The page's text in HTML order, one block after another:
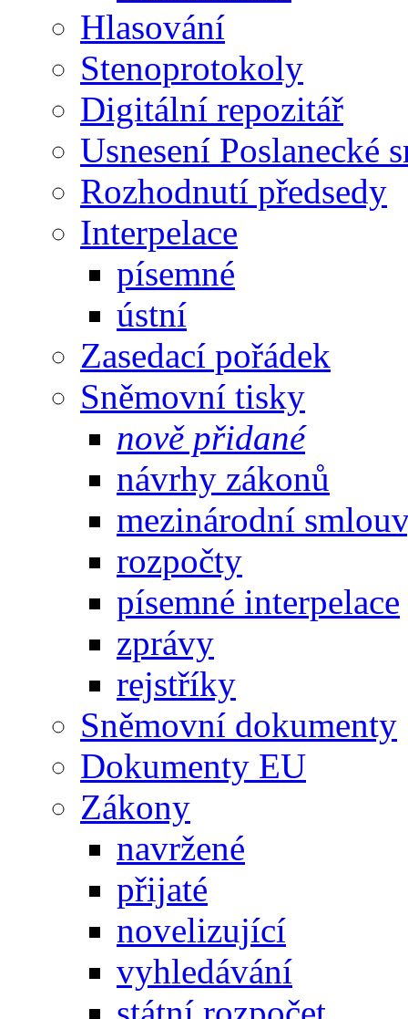
Hlasování
Stenoprotokoly
Digitální repozitář
Usnesení Poslanecké
Rozhodnutí předsedy
Interpelace
písemné
ústní
Zasedací pořádek
Sněmovní tisky
nově přidané
návrhy zákonů
mezinárodní
rozpočty
písemné interpelace
zprávy
rejstříky
Sněmovní dokumenty
Dokumenty EU
Zákony
navržené
přijaté
novelizující
vyhledávání